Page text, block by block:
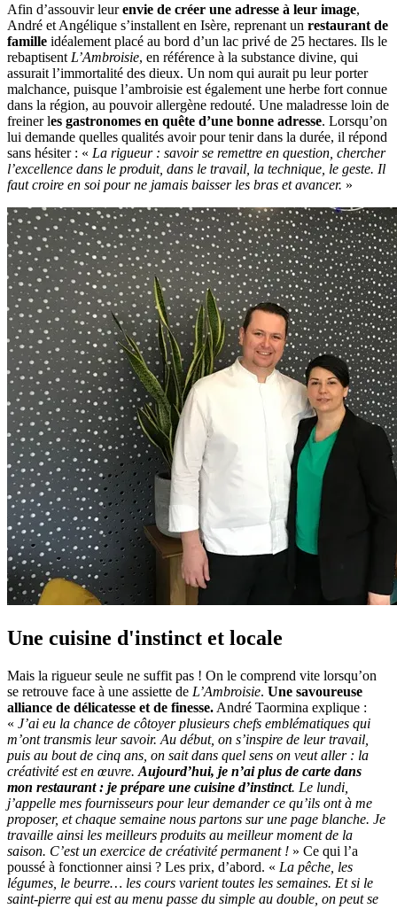
Afin d’assouvir leurenvie de créer une adresse à leur image,
André et Angélique s’installent en Isère, reprenant un restaurant de
famille idéalement placé au bord d’un lac privé de 25 hectares. Ils le
rebaptisent L’Ambroisie, en référence à la substance divine, qui
assurait l’immortalité des dieux. Un nom qui aurait pu leur porter
malchance, puisque l’ambroisie est également une herbe fort connue
dans la région, au pouvoir allergène redouté. Une maladresse loin de
freiner les gastronomes en quête d’une bonne adresse. Lorsqu’on
lui demande quelles qualités avoir pour tenir dans la durée, il répond
sans hésiter : « La rigueur : savoir se remettre en question, chercher
l’excellence dans le produit, dans le travail, la technique, le geste. Il
faut croire en soi pour ne jamais baisser les bras et avancer. »
Une cuisine d'instinct et locale
Mais la rigueur seule ne suffit pas ! On le comprend vite lorsqu’on
se retrouve face à une assiette de L’Ambroisie. Une savoureuse
alliance de délicatesse et de finesse. André Taormina explique :
« J’ai eu la chance de côtoyer plusieurs chefs emblématiques qui
m’ont transmis leur savoir. Au début, on s’inspire de leur travail,
puis au bout de cinq ans, on sait dans quel sens on veut aller : la
créativité est en œuvre. Aujourd’hui, je n’ai plus de carte dans
mon restaurant : je prépare une cuisine d’instinct. Le lundi,
j’appelle mes fournisseurs pour leur demander ce qu’ils ont à me
proposer, et chaque semaine nous partons sur une page blanche. Je
travaille ainsi les meilleurs produits au meilleur moment de la
saison. C’est un exercice de créativité permanent ! » Ce qui l’a
poussé à fonctionner ainsi ? Les prix, d’abord. « La pêche, les
légumes, le beurre… les cours varient toutes les semaines. Et si le
saint-pierre qui est au menu passe du simple au double, on peut se